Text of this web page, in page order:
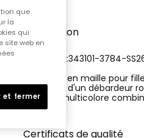
Description
RÉFÉRENCE:343101-3784-
Ensemble en maille pour
Composé d'un débardeur
pomme multicolore
de leggings avec des
confortable, parfait pour un
Certificats de qualité
que
la
qui
site web en
et fermer